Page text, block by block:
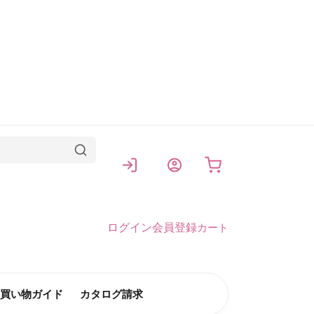
ログイン会員登録カート
買い物ガイド カタログ請求